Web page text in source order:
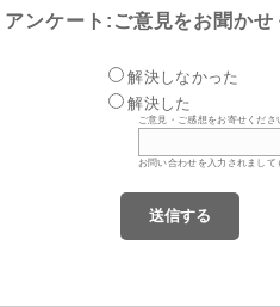
アンケート:ご意見をお聞かせ
解決しなかった
解決した
ご意見・ご感想をお寄せくださ
お問い合わせを入力されまし